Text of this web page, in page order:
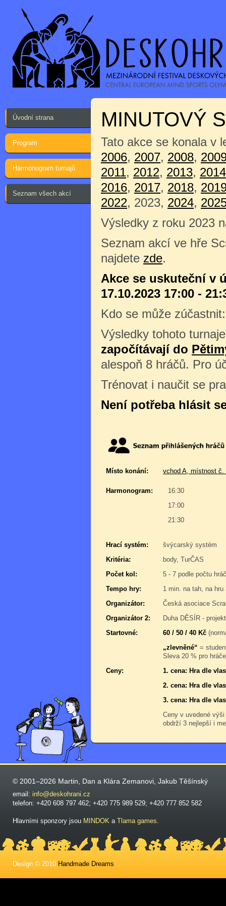
Úvodní strana
Program
Harmonogram turnajů
Seznam všech akcí
MINUTOVÝ
Tato akce se konala v
2006, 2007, 2008,
2011, 2012, 2013, 2014
2016, 2017, 2018,
2022, 2023, 2024,
Výsledky z roku 2023
Seznam akcí ve hře
najdete zde.
Akce se uskuteční v
17.10.2023 17:00 -
Kdo se může
Výsledky tohoto
započítávají do
alespoň 8 hráčů. Pro
Trénovat i naučit se
Není potřeba hlásit
Místo konání: vchod A, místnost č.
Harmonogram:
16:30
17:00
21:30
Hrací systém:
švýcarský systém
Kritéria:
body, TurČAS
Počet kol:
5 - 7 podle počtu
Tempo hry:
1 min. na tah, na
Organizátor:
Česká asociace
Organizátor 2:
Duha DĚSÍR -
Startovné:
60 / 50 / 40 Kč
„zlevněné“ =
Sleva 20 % pro
Ceny:
1. cena: Hra dle
2. cena: Hra dle
3. cena: Hra dle
Ceny v uvedené
obdrží 3 nejlepší i
© 2001–2026 Martin, Dan a Klára Zemanovi, Jakub Těšínský
email: info@deskohrani.cz
telefon: +420 608 797 462; +420 775 989 529; +420 777 852 582
Hlavními sponzory jsou MINDOK a Tlama games.
Design © 2010 Handmade Dreams